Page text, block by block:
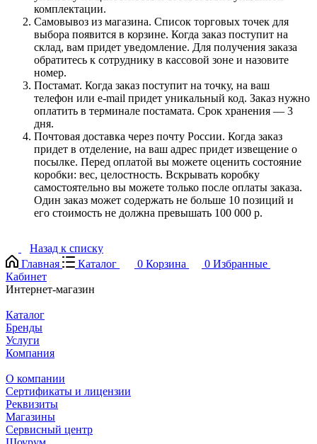
комплектации.
Самовывоз из магазина. Список торговых точек для
выбора появится в корзине. Когда заказ поступит на
склад, вам придет уведомление. Для получения заказа
обратитесь к сотруднику в кассовой зоне и назовите
номер.
Постамат. Когда заказ поступит на точку, на ваш
телефон или e-mail придет уникальный код. Заказ нужно
оплатить в терминале постамата. Срок хранения — 3
дня.
Почтовая доставка через почту России. Когда заказ
придет в отделение, на ваш адрес придет извещение о
посылке. Перед оплатой вы можете оценить состояние
коробки: вес, целостность. Вскрывать коробку
самостоятельно вы можете только после оплаты заказа.
Один заказ может содержать не больше 10 позиций и
его стоимость не должна превышать 100 000 р.
Назад к списку
Главная
Каталог 0 Корзина 0 Избранные
Кабинет
Интернет-магазин
Каталог
Бренды
Услуги
Компания
О компании
Сертификаты и лицензии
Реквизиты
Магазины
Сервисный центр